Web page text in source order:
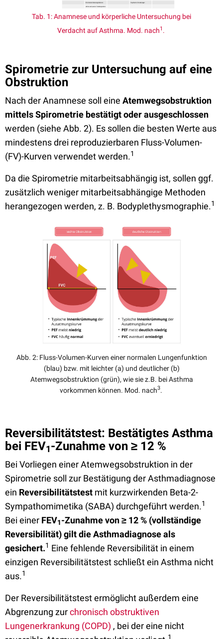
Tab. 1: Anamnese und körperliche Untersuchung bei
Verdacht auf Asthma. Mod. nach1 .
Spirometrie zur Untersuchung auf eine
Obstruktion
Nach der Anamnese soll eine Atemwegsobstruktion
mittels Spirometrie bestätigt oder ausgeschlossen
werden (siehe Abb. 2). Es sollen die besten Werte aus
mindestens drei reproduzierbaren Fluss-Volumen-
(FV)-Kurven verwendet werden.1
Da die Spirometrie mitarbeitsabhängig ist, sollen ggf.
zusätzlich weniger mitarbeitsabhängige Methoden
herangezogen werden, z. B. Bodyplethysmographie.1
Abb. 2: Fluss-Volumen-Kurven einer normalen Lungenfunktion
(blau) bzw. mit leichter (a) und deutlicher (b)
Atemwegsobstruktion (grün), wie sie z.B. bei Asthma
vorkommen können. Mod. nach3.
Reversibilitätstest: Bestätigtes Asthma
bei FEV1-Zunahme von ≥ 12 %
Bei Vorliegen einer Atemwegsobstruktion in der
Spirometrie soll zur Bestätigung der Asthmadiagnose
ein Reversibilitätstest mit kurzwirkenden Beta-2-
Sympathomimetika (SABA) durchgeführt werden.1
Bei einer FEV1-Zunahme von≥ 12 % (vollständige
Reversibilität) gilt die Asthmadiagnose als
gesichert.1 Eine fehlende Reversibilität in einem
einzigen Reversibilitätstest schließt ein Asthma nicht
aus.1
Der Reversibilitätstest ermöglicht außerdem eine
Abgrenzung zurchronisch obstruktiven
Lungenerkrankung (COPD) , bei der eine nicht
1